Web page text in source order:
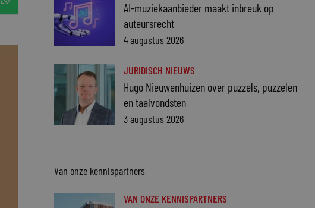
AI-muziekaanbieder maakt inbreuk op
auteursrecht
4 augustus 2026
JURIDISCH NIEUWS
Hugo Nieuwenhuizen over puzzels, puzzelen
en taalvondsten
3 augustus 2026
Van onze kennispartners
VAN ONZE KENNISPARTNERS